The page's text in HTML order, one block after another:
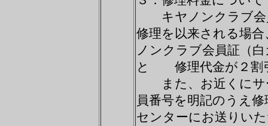
キヤノンクラブ会
修理を以来される場
ノンクラブ会員証（
と 修理代金が２割
また、お近くにサ
員番号を明記のうえ
センターにお送りい